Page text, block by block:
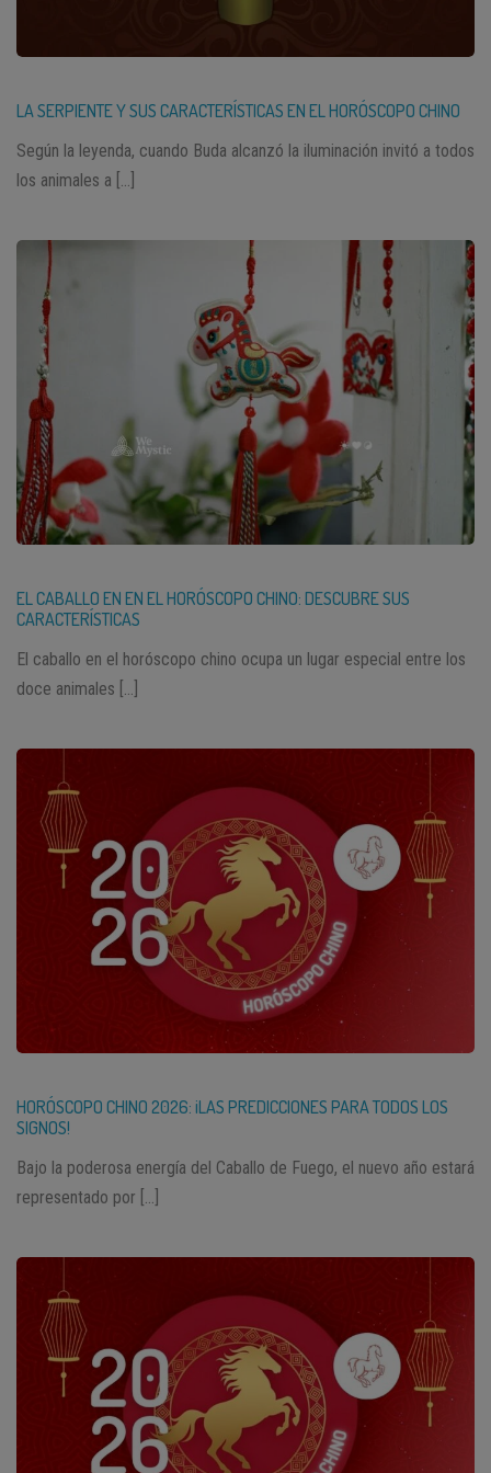
16/02/2018 – 04/02/2019 – Perro de Tierra
05/02/2019 – 24/01/2020 – Cerdo de Tierra
LA SERPIENTE Y SUS CARACTERÍSTICAS EN EL HORÓSCOPO CHINO
Según la leyenda, cuando Buda alcanzó la iluminación invitó a todos
los animales a […]
EL CABALLO EN EN EL HORÓSCOPO CHINO: DESCUBRE SUS
CARACTERÍSTICAS
El caballo en el horóscopo chino ocupa un lugar especial entre los
doce animales […]
HORÓSCOPO CHINO 2026: ¡LAS PREDICCIONES PARA TODOS LOS
SIGNOS!
Bajo la poderosa energía del Caballo de Fuego, el nuevo año estará
representado por […]